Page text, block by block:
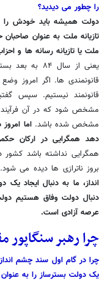
را چطور می دیدید؟
دولت همیشه باید خودش را
تازیانه ملت به عنوان
ملت یا تازیانه رسانه ها و
یعنی از سال
قانونمندی ها. اگر امروز
قانونمند نیستیم. سپس
مشخص شود که در آن فرآیند
مشخص شده باشد. اما
دهد همگرایی در ارکان
همگرایی نداشته باشد
بروز ناترازی ها دیده می
انداز، ما به دنبال ایجاد
دنبال دولت وفاق هستیم
عرصه آزادی است.
چرا رهبر سنگاپور
چرا در گام اول سند چشم
یک دولت بسترساز را به